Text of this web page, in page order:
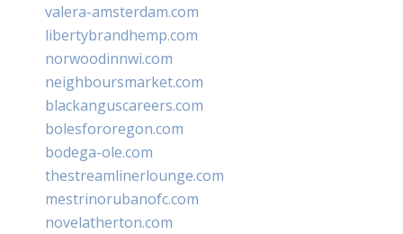
valera-amsterdam.com
libertybrandhemp.com
norwoodinnwi.com
neighboursmarket.com
blackanguscareers.com
bolesfororegon.com
bodega-ole.com
thestreamlinerlounge.com
mestrinorubanofc.com
novelatherton.com